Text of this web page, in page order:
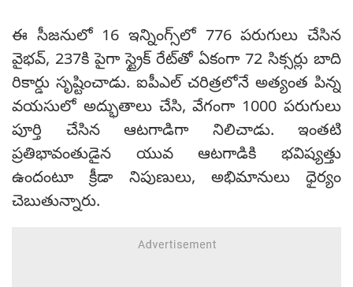
ఈ సీజనులో 16 ఇన్నింగ్స్‌లో 776 పరుగులు చేసిన
వైభవ్, 237కి పైగా స్ట్రైక్ రేట్‌తో ఏకంగా 72 సిక్సర్లు బాది
రికార్డు సృష్టించాడు. ఐపీఎల్ చరిత్రలోనే అత్యంత పిన్న
వయసులో అద్భుతాలు చేసి, వేగంగా 1000 పరుగులు
పూర్తి చేసిన ఆటగాడిగా నిలిచాడు. ఇంతటి
ప్రతిభావంతుడైన యువ ఆటగాడికి భవిష్యత్తు
ఉందంటూ క్రీడా నిపుణులు, అభిమానులు ధైర్యం
చెబుతున్నారు.